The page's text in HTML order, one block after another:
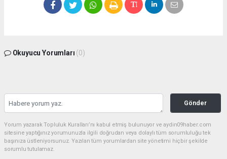
Okuyucu Yorumları (0)
Gönder
Yorum yazarak Topluluk Kuralları’nı kabul etmiş bulunuyor ve aydin09haber.com
sitesine yaptığınız yorumunuzla ilgili doğrudan veya dolaylı tüm sorumluluğu tek
başınıza üstleniyorsunuz. Yazılan tüm yorumlardan site yönetimi hiçbir şekilde
sorumlu tutulamaz.